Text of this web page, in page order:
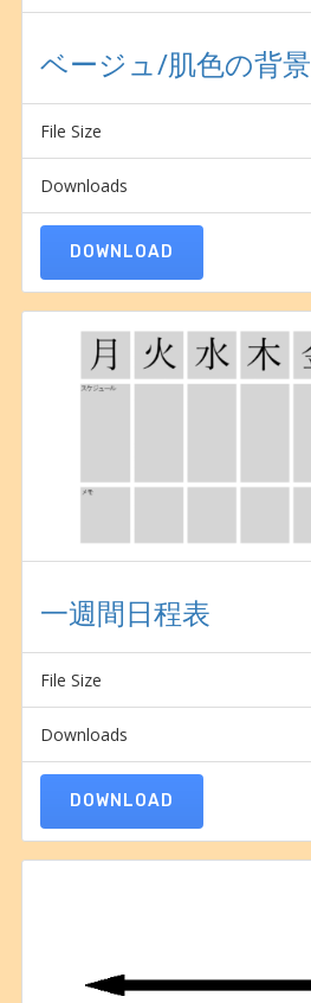
ベージュ/肌色の背景
File Size
Downloads
DOWNLOAD
一週間日程表
File Size
Downloads
DOWNLOAD